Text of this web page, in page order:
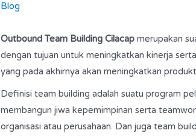
Blog
Outbound Team Building Cilacapmerupakan
dengan tujuan untuk meningkatkan kinerja
yang pada akhirnya akan meningkatkan
Definisi team building adalah suatu program
membangun jiwa kepemimpinan serta
organisasi atau perusahaan. Dan juga team